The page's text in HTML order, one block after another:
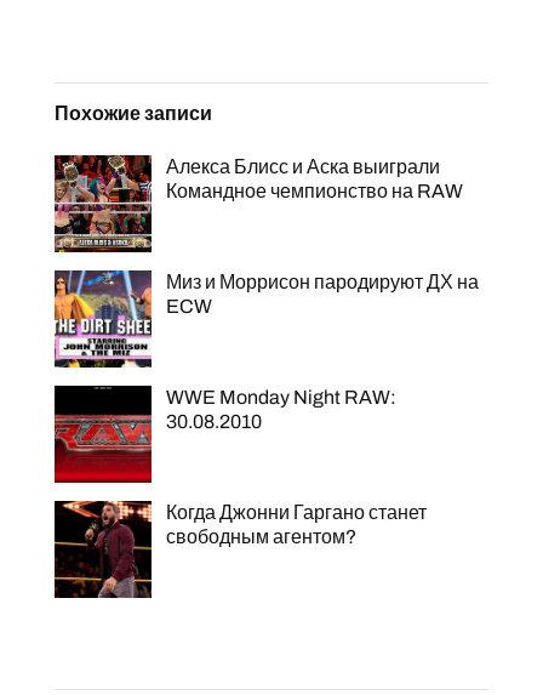
Похожие записи
Алекса Блисс и Аска выиграли
Командное чемпионство на RAW
Миз и Моррисон пародируют ДХ на
ECW
WWE Monday Night RAW:
30.08.2010
Когда Джонни Гаргано станет
свободным агентом?